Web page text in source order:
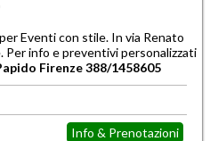
Eventi con stile. In via Renato
Per info e preventivi personalizzati
Firenze 388/1458605
Info & Prenotazioni